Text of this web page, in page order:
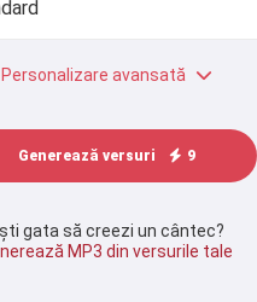
Personalizare avansată
Generează versuri 9
gata să creezi un cântec?
MP3 din versurile tale